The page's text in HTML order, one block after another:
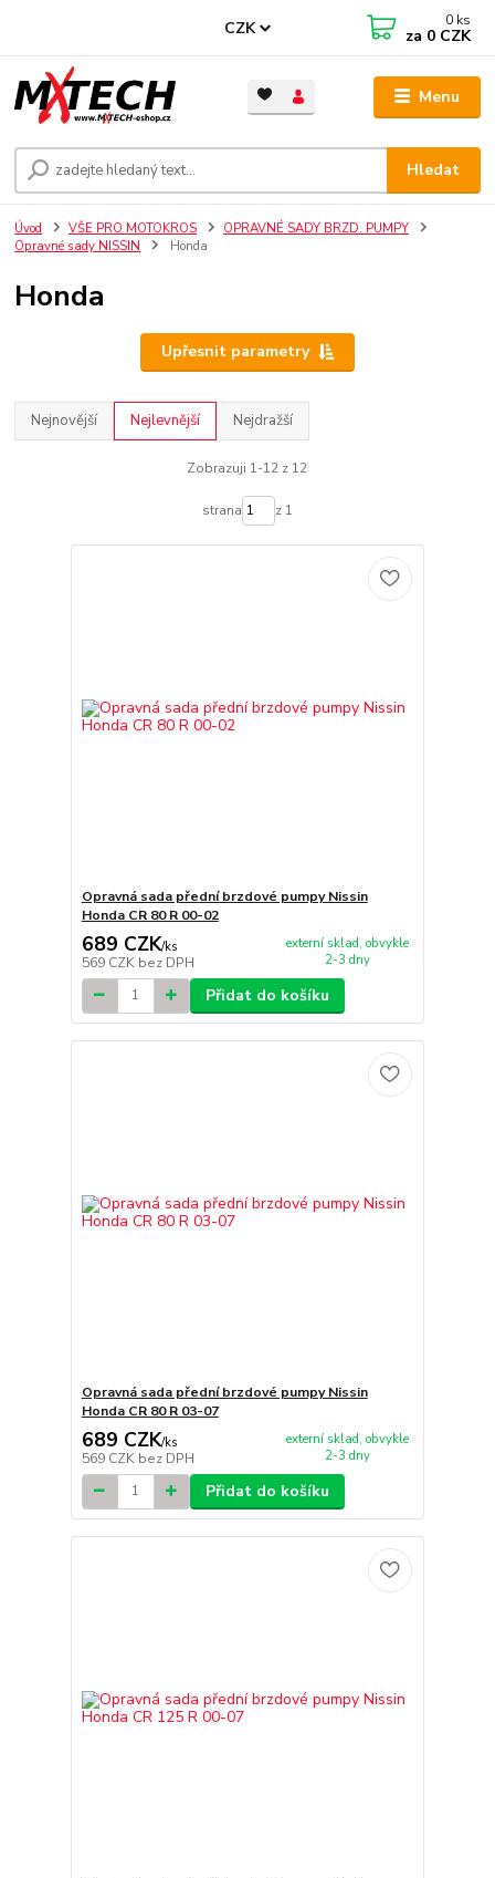
Menu
CZK
Hledat
0 ks
za 0 CZK
Úvod VŠE PRO MOTOKROS
OPRAVNÉ SADY BRZD. PUMPY
Opravné sady NISSIN
Honda
Honda
Upřesnit parametry
Nejnovější Nejlevnější Nejdražší
Zobrazuji 1-12 z 12
strana z 1
Opravná sada přední brzdové pumpy Nissin
Honda CR 80 R 00-02
689 CZK/ks
569 CZK bez DPH
externí sklad, obvykle
2-3 dny
Přidat do košíku
Opravná sada přední brzdové pumpy Nissin
Honda CR 80 R 03-07
689 CZK/ks
569 CZK bez DPH
externí sklad, obvykle
2-3 dny
Přidat do košíku